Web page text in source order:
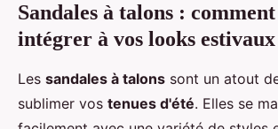
Sandales à talons :
intégrer à vos looks estivaux
Les sandales à talons sont un atout
sublimer vos tenues d'été. Elles se